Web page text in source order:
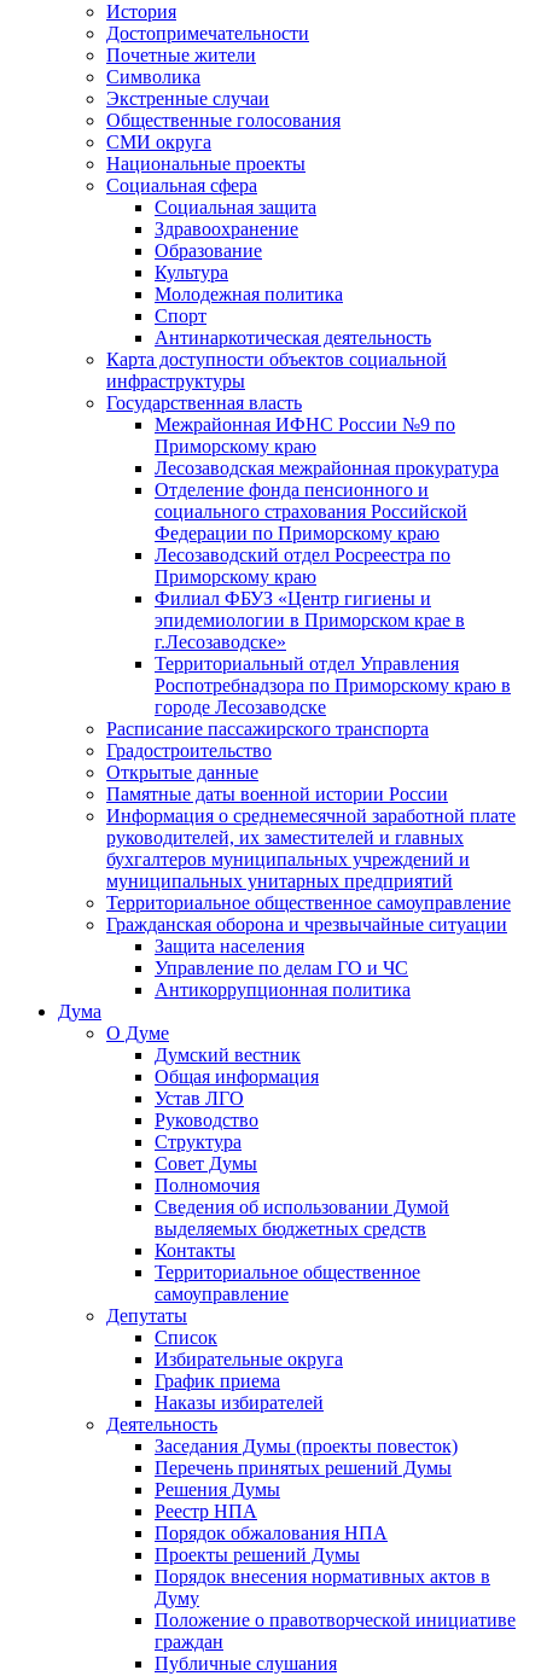
История
Достопримечательности
Почетные жители
Символика
Экстренные случаи
Общественные голосования
СМИ округа
Национальные проекты
Социальная сфера
Социальная защита
Здравоохранение
Образование
Культура
Молодежная политика
Спорт
Антинаркотическая деятельность
Карта доступности объектов социальной
инфраструктуры
Государственная власть
Межрайонная ИФНС России №9 по
Приморскому краю
Лесозаводская межрайонная прокуратура
Отделение фонда пенсионного и
социального страхования Российской
Федерации по Приморскому краю
Лесозаводский отдел Росреестра по
Приморскому краю
Филиал ФБУЗ «Центр гигиены и
эпидемиологии в Приморском крае в
г.Лесозаводске»
Территориальный отдел Управления
Роспотребнадзора по Приморскому краю в
городе Лесозаводске
Расписание пассажирского транспорта
Градостроительство
Открытые данные
Памятные даты военной истории России
Информация о среднемесячной заработной плате
руководителей, их заместителей и главных
бухгалтеров муниципальных учреждений и
муниципальных унитарных предприятий
Территориальное общественное самоуправление
Гражданская оборона и чрезвычайные ситуации
Защита населения
Управление по делам ГО и ЧС
Антикоррупционная политика
Дума
О Думе
Думский вестник
Общая информация
Устав ЛГО
Руководство
Структура
Совет Думы
Полномочия
Сведения об использовании Думой
выделяемых бюджетных средств
Контакты
Территориальное общественное
самоуправление
Депутаты
Список
Избирательные округа
График приема
Наказы избирателей
Деятельность
Заседания Думы (проекты повесток)
Перечень принятых решений Думы
Решения Думы
Реестр НПА
Порядок обжалования НПА
Проекты решений Думы
Порядок внесения нормативных актов в
Думу
Положение о правотворческой инициативе
граждан
Публичные слушания